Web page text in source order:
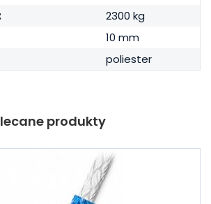
2300 kg
10 mm
poliester
produkty